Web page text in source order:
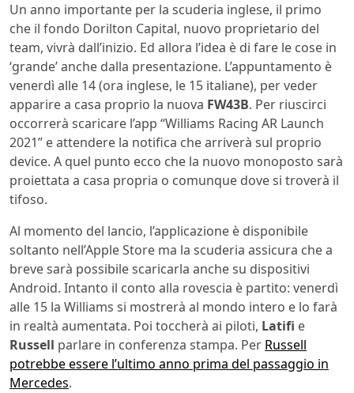
Un anno importante per la scuderia inglese, il primo
che il fondo Dorilton Capital, nuovo proprietario del
team, vivrà dall’inizio. Ed allora l’idea è di fare le cose in
‘grande’ anche dalla presentazione. L’appuntamento è
venerdì alle 14 (ora inglese, le 15 italiane), per veder
apparire a casa proprio la nuova FW43B. Per riuscirci
occorrerà scaricare l’app “Williams Racing AR Launch
2021” e attendere la notifica che arriverà sul proprio
device. A quel punto ecco che la nuovo monoposto sarà
proiettata a casa propria o comunque dove si troverà il
tifoso.
Al momento del lancio, l’applicazione è disponibile
soltanto nell’Apple Store ma la scuderia assicura che a
breve sarà possibile scaricarla anche su dispositivi
Android. Intanto il conto alla rovescia è partito: venerdì
alle 15 la Williams si mostrerà al mondo intero e lo farà
in realtà aumentata. Poi toccherà ai piloti, Latifi e
Russell parlare in conferenza stampa. Per Russell
potrebbe essere l’ultimo anno prima del passaggio in
Mercedes.